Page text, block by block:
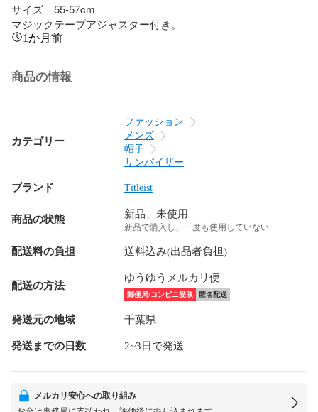
サイズ　55-57cm
マジックテープアジャスター付き。
1か月前
商品の情報
カテゴリー
ファッション
メンズ
帽子
サンバイザー
ブランド Titleist
商品の状態 新品、未使用
新品で購入し、一度も使用していない
配送料の負担 送料込み(出品者負担)
配送の方法
ゆうゆうメルカリ便
郵便局/コンビニ受取 匿名配送
発送元の地域 千葉県
発送までの日数 2~3日で発送
メルカリ安心への取り組み